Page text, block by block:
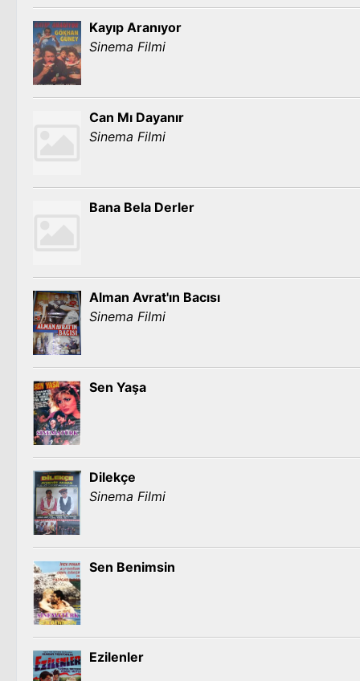
Kayıp Aranıyor
Sinema Filmi
Can Mı Dayanır
Sinema Filmi
Bana Bela Derler
Alman Avrat'ın Bacısı
Sinema Filmi
Sen Yaşa
Dilekçe
Sinema Filmi
Sen Benimsin
Ezilenler